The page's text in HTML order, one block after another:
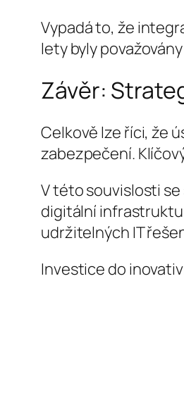
Vypadá to, že
lety byly
Závěr:
Celkově lze říci, že
zabezpečení.
V této souvislosti
digitální
udržitelných IT
Investice do